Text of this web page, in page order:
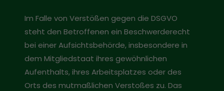
Im Falle von Verstößen gegen die DSGVO
steht den Betroffenen ein Beschwerderecht
bei einer Aufsichtsbehörde, insbesondere in
dem Mitgliedstaat ihres gewöhnlichen
Aufenthalts, ihres Arbeitsplatzes oder des
Orts des mutmaßlichen Verstoßes zu. Das